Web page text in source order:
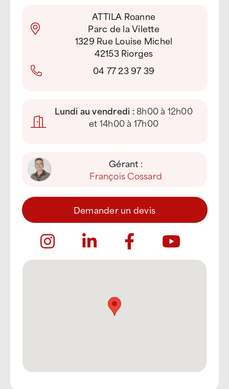
ATTILA Roanne
Parc de la Vilette
1329 Rue Louise Michel
42153 Riorges
04 77 23 97 39
Lundi au vendredi :8h00 à 12h00
et 14h00 à 17h00
Gérant :
François Cossard
Demander un devis